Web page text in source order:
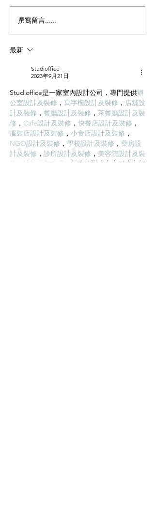
土的1/4，粘土磚的1/3，空心
磚的1/2。它類似於木頭，可
的綜合成本。 2、耐火性：耐
材料。...
撰寫留言......
最新
Studioffice
2023年9月21日
Studioffice是一家室內設計公司，專門提供辦
公室設計及裝修 ， 寫字樓設計及裝修 ， 店舖設
計及裝修 ， 餐廳設計及裝修 ， 茶餐廳設計及裝
修 ， Cafe設計及裝修 ， 快餐店設計及裝修 ，
服裝店設計及裝修 ， 小食店設計及裝修 ，
NGO設計及裝修 ， 學校設計及裝修 ， 藥房設
計及裝修 ， 診所設計及裝修 ， 美容院設計及裝
修
清拆還原工程
，對你的辦公室空間灌入新